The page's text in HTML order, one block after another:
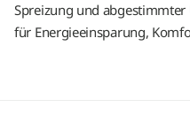
Spreizung und
für Energieeinsparung,